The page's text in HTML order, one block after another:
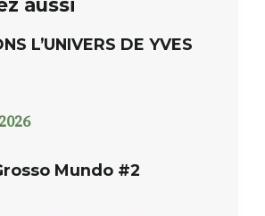
L’UNIVERS DE YVES
Mundo #2